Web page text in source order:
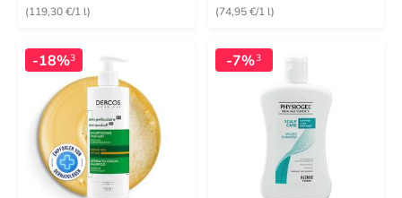
(119,30 €/1 l) (74,95 €/1 l)
-18%3 -7%3